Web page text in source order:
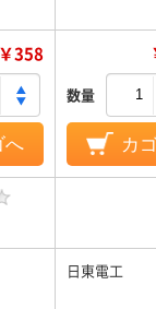
￥358
へ
数量
カ
日東電工